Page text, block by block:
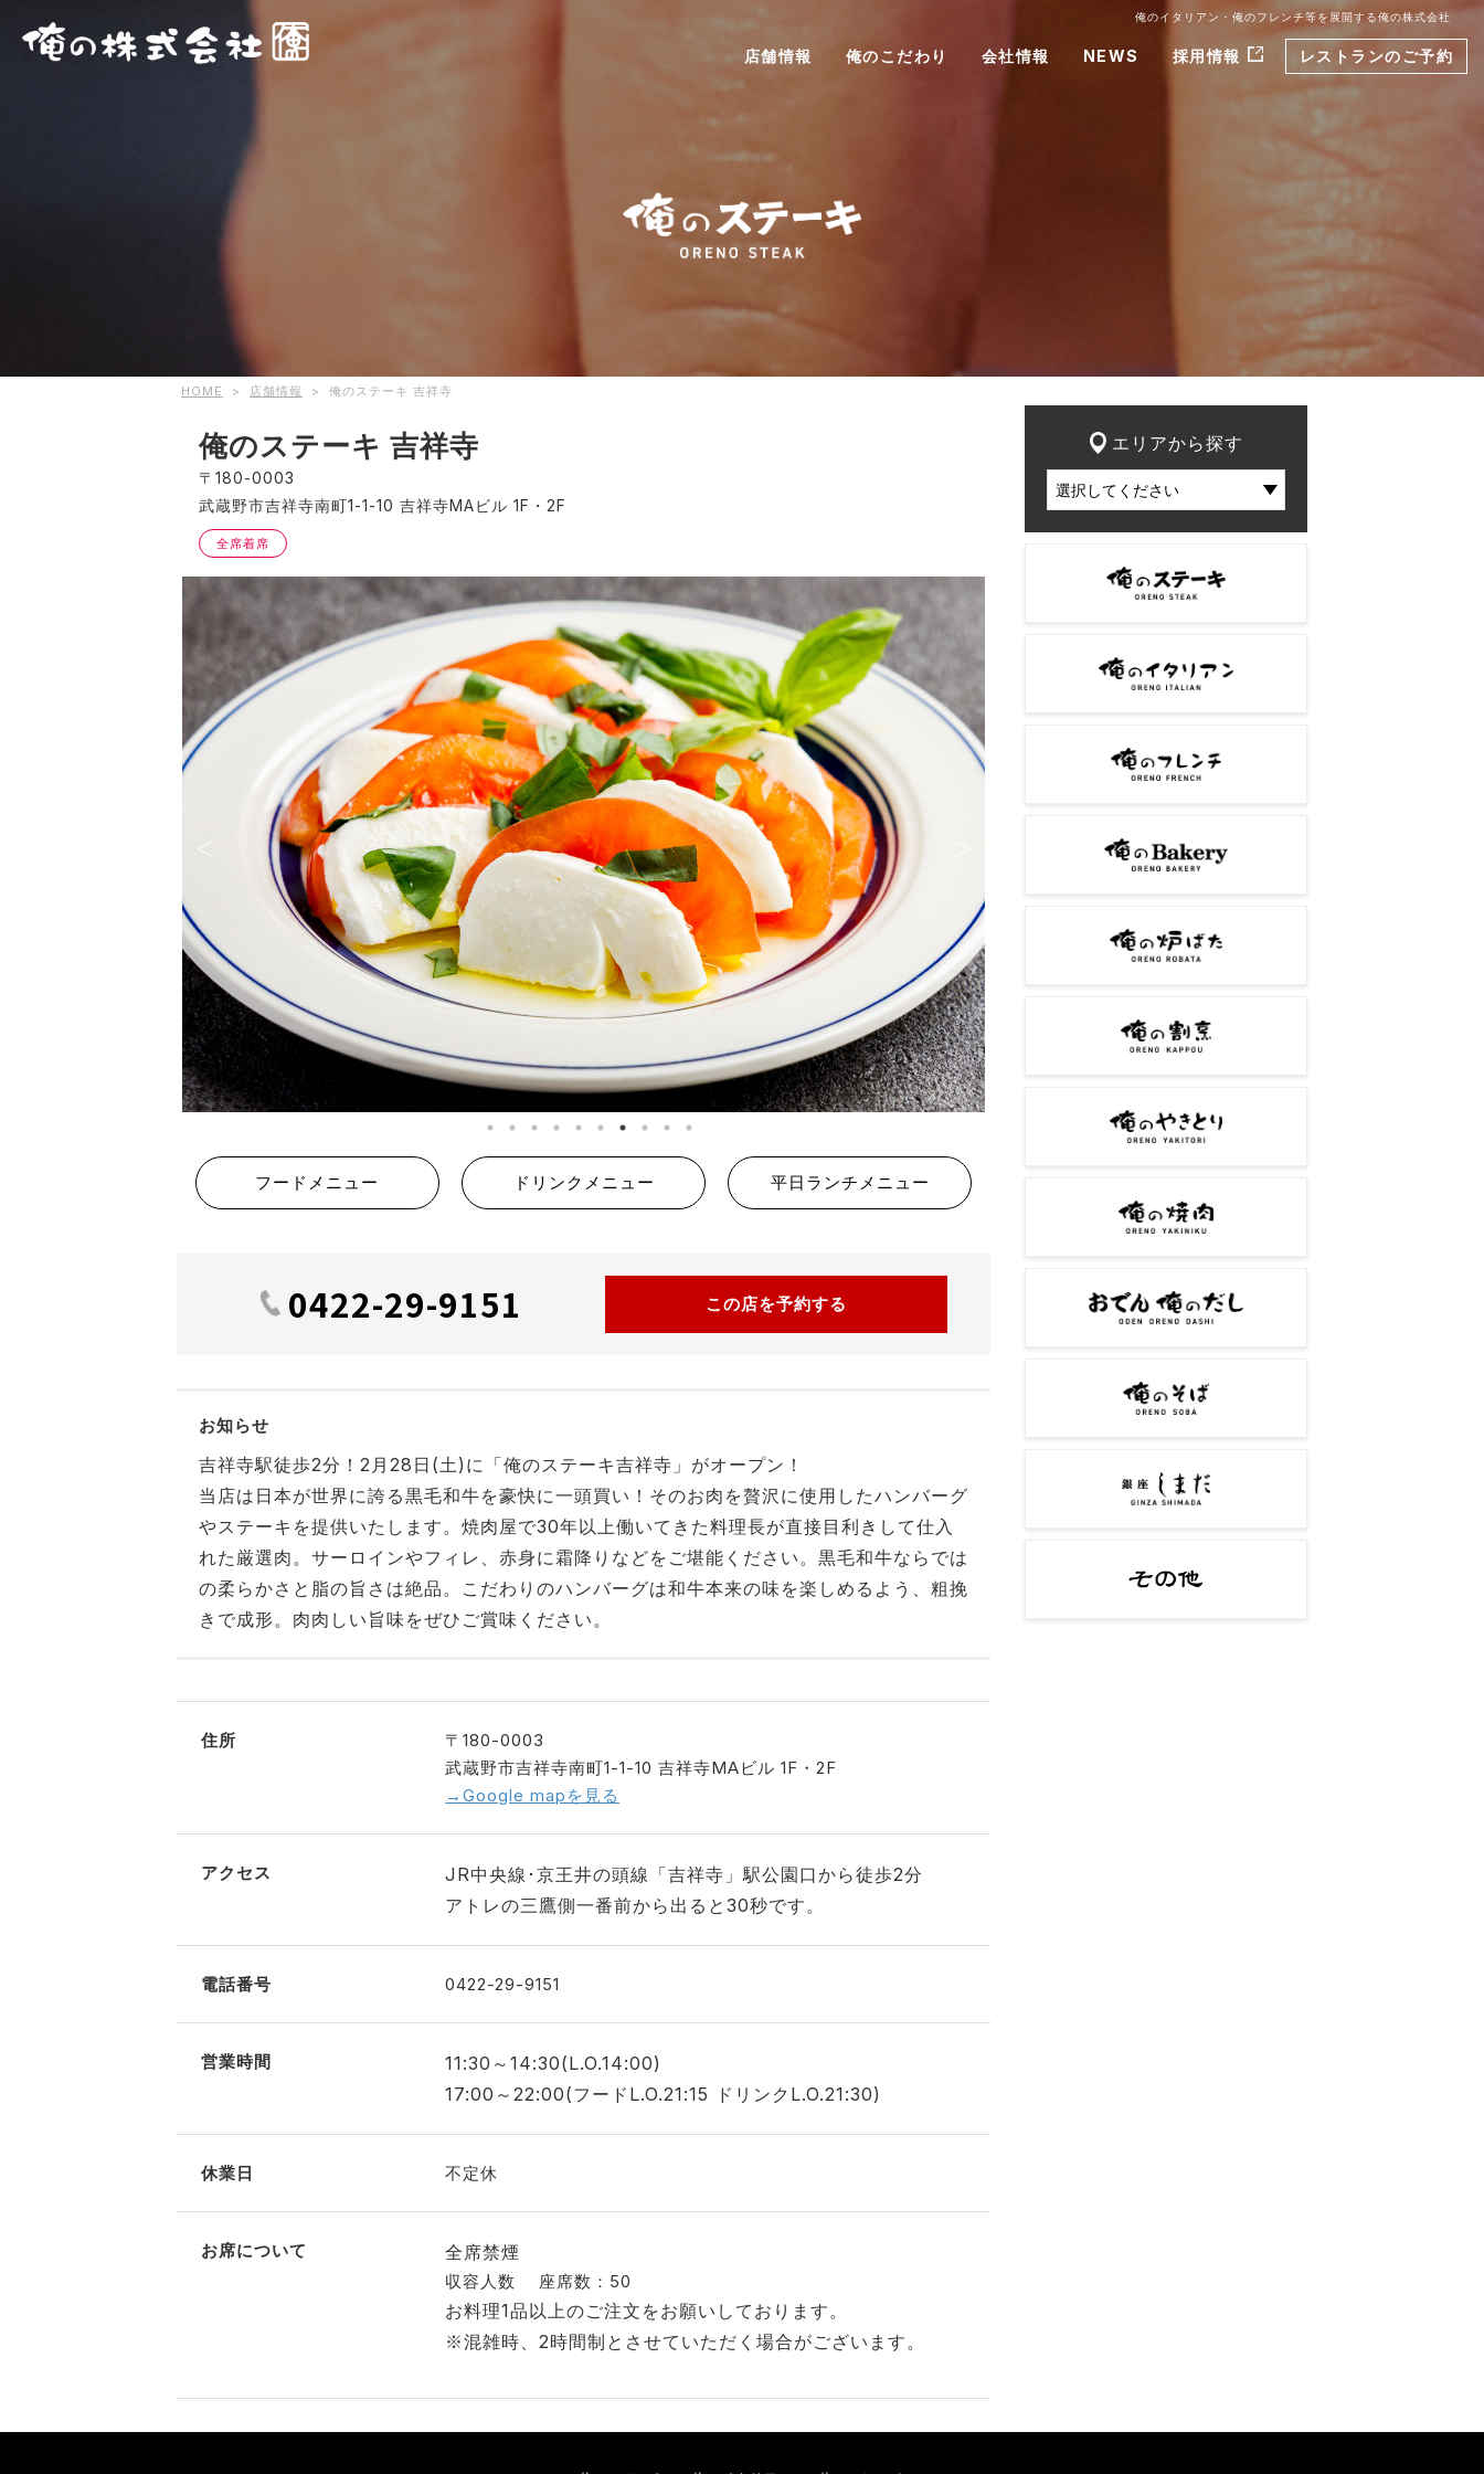
俺のイタリアン・俺のフレンチ等を展開する俺の株式会社
店舗情報 俺のこだわり 会社情報 NEWS 採用情報 レストランのご予約
HOME > 店舗情報 > 俺のステーキ 吉祥寺
俺のステーキ 吉祥寺
〒180-0003
武蔵野市吉祥寺南町1-1-10 吉祥寺MAビル 1F・2F
全席着席
フードメニュー ドリンクメニュー 平日ランチメニュー
0422-29-9151 この店を予約する
お知らせ
吉祥寺駅徒歩2分！2月28日(土)に「俺のステーキ吉祥寺」がオープン！
当店は日本が世界に誇る黒毛和牛を豪快に一頭買い！そのお肉を贅沢に使用したハンバーグ
やステーキを提供いたします。焼肉屋で30年以上働いてきた料理長が直接目利きして仕入
れた厳選肉。サーロインやフィレ、赤身に霜降りなどをご堪能ください。黒毛和牛ならでは
の柔らかさと脂の旨さは絶品。こだわりのハンバーグは和牛本来の味を楽しめるよう、粗挽
きで成形。肉肉しい旨味をぜひご賞味ください。
住所
〒180-0003
武蔵野市吉祥寺南町1-1-10 吉祥寺MAビル 1F・2F
→Google mapを見る
アクセス
JR中央線･京王井の頭線「吉祥寺」駅公園口から徒歩2分
アトレの三鷹側一番前から出ると30秒です。
電話番号 0422-29-9151
営業時間
11:30～14:30(L.O.14:00)
17:00～22:00(フードL.O.21:15 ドリンクL.O.21:30)
休業日 不定休
お席について 全席禁煙
収容人数 座席数：50
お料理1品以上のご注文をお願いしております。
※混雑時、2時間制とさせていただく場合がございます。
エリアから探す